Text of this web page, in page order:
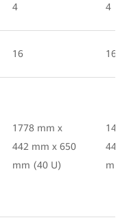
4 4
16 16
1778 mm x
442 mm x 650
mm (40 U)
442
mm